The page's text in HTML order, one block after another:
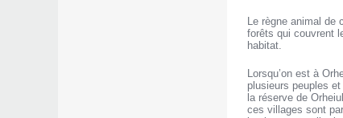
Le règne animal
forêts qui couvrent
habitat.
Lorsqu’on est à
plusieurs peuples
la réserve de
ces villages sont